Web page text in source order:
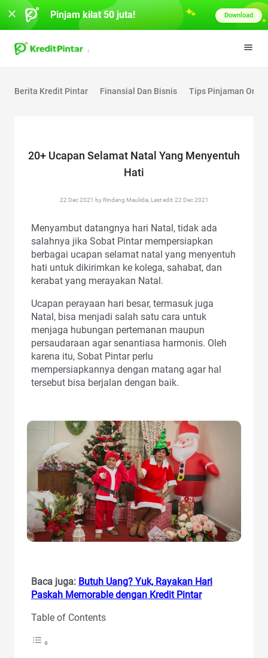
Berita Kredit Pintar Finansial Dan Bisnis Tips Pinjaman
20+ Ucapan Selamat Natal Yang Menyentuh
Hati
22 Dec 2021 by Rindang Maulidia, Last edit: 22 Dec 2021
Menyambut datangnya hari Natal, tidak ada
salahnya jika Sobat Pintar mempersiapkan
berbagai ucapan selamat natal yang menyentuh
hati untuk dikirimkan ke kolega, sahabat, dan
kerabat yang merayakan Natal.
Ucapan perayaan hari besar, termasuk juga
Natal, bisa menjadi salah satu cara untuk
menjaga hubungan pertemanan maupun
persaudaraan agar senantiasa harmonis. Oleh
karena itu, Sobat Pintar perlu
mempersiapkannya dengan matang agar hal
tersebut bisa berjalan dengan baik.
Baca juga: Butuh Uang? Yuk, Rayakan Hari
Paskah Memorable dengan Kredit Pintar
Table of Contents
Pinjam kilat 50 juta! Download